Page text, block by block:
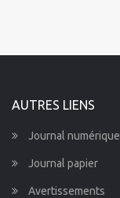
AUTRES LIENS
Journal numérique
Journal papier
Avertissements